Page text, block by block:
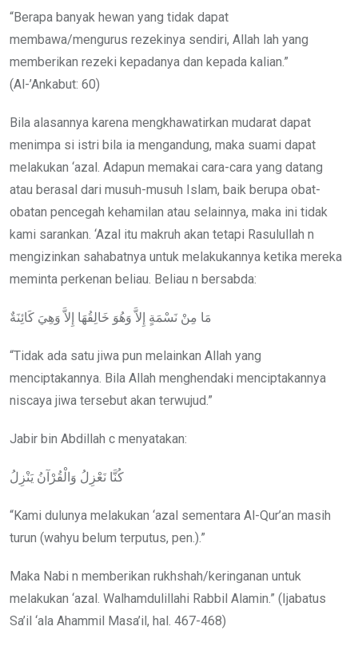
“Berapa banyak hewan yang tidak dapat
membawa/mengurus rezekinya sendiri, Allah lah yang
memberikan rezeki kepadanya dan kepada kalian.”
(Al-’Ankabut: 60)
Bila alasannya karena mengkhawatirkan mudarat dapat
menimpa si istri bila ia mengandung, maka suami dapat
melakukan ‘azal. Adapun memakai cara-cara yang datang
atau berasal dari musuh-musuh Islam, baik berupa obat-
obatan pencegah kehamilan atau selainnya, maka ini tidak
kami sarankan. ‘Azal itu makruh akan tetapi Rasulullah n
mengizinkan sahabatnya untuk melakukannya ketika mereka
meminta perkenan beliau. Beliau n bersabda:
مَا مِنْ نَسْمَةٍ إِلاَّ وَهُوَ خَالِقُهَا إِلاَّ وَهِيَ كَائِنَةٌ
“Tidak ada satu jiwa pun melainkan Allah yang
menciptakannya. Bila Allah menghendaki menciptakannya
niscaya jiwa tersebut akan terwujud.”
Jabir bin Abdillah c menyatakan:
كُنَّا نَعْزِلُ وَالْقُرْآنُ يَنْزِلُ
“Kami dulunya melakukan ‘azal sementara Al-Qur’an masih
turun (wahyu belum terputus, pen.).”
Maka Nabi n memberikan rukhshah/keringanan untuk
melakukan ‘azal. Walhamdulillahi Rabbil Alamin.” (Ijabatus
Sa’il ‘ala Ahammil Masa’il, hal. 467-468)